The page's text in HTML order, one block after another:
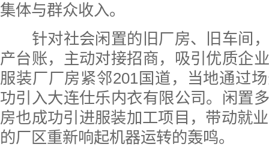
集体与群众收入。
针对社会闲置的旧厂房、旧车间，
产台账，主动对接招商，吸引优质企
服装厂厂房紧邻201国道，当地通过
功引入大连仕乐内衣有限公司。闲置
房也成功引进服装加工项目，带动就
的厂区重新响起机器运转的轰鸣。